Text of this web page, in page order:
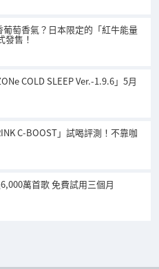
萄香氣？日本限定的「紅牛能量
發售！
COLD SLEEP Ver.-1.9.6」5月
C-BOOST」試喝評測！不靠咖
萬首歌 免費試用三個月